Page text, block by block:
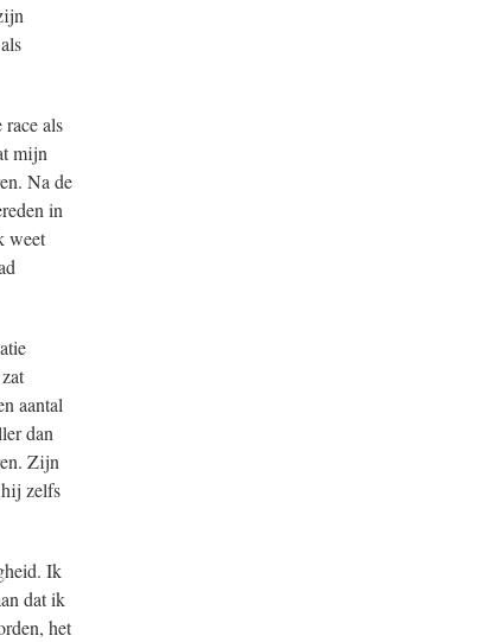
als
mijn
Na de
in
weet
aantal
dan
Zijn
zelfs
Ik
dat ik
het